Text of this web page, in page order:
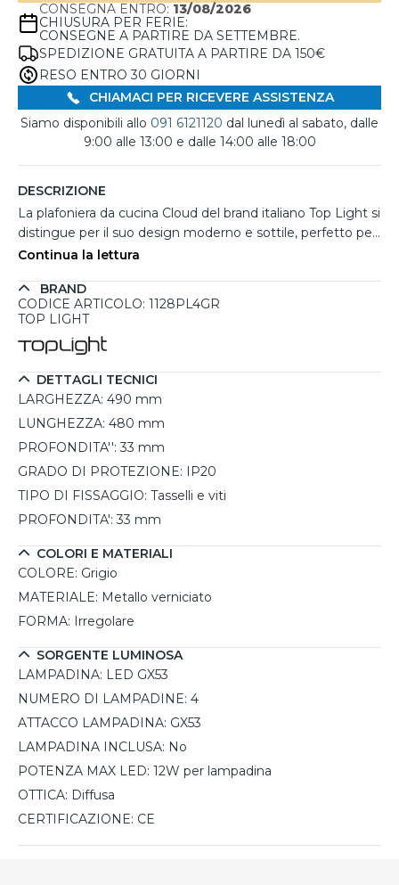
CONSEGNA ENTRO: 13/08/2026
CHIUSURA PER FERIE:
CONSEGNE A PARTIRE DA SETTEMBRE.
SPEDIZIONE GRATUITA A PARTIRE DA 150€
RESO ENTRO 30 GIORNI
CHIAMACI PER RICEVERE ASSISTENZA
Siamo disponibili allo 091 6121120 dal lunedì al sabato, dalle
9:00 alle 13:00 e dalle 14:00 alle 18:00
DESCRIZIONE
La plafoniera da cucina Cloud del brand italiano Top Light si
distingue per il suo design moderno e sottile, perfetto per
illuminare ambienti come la cucina con eleganza e
metallo verniciato di colore grigio, con uno spessore di soli
3,3 cm che le conferisce un aspetto leggero e raffinato,
soffitto. Grazie alla compatibilità con lampadine LED GX53
intercambiabili, è possibile personalizzare l’illuminazione
scegliendo la tonalità di luce più adatta alle proprie
esigenze. La struttura semplice e resistente, insieme al
design Made in Italy, la rende una scelta ideale per una
cucina moderna, offrendo un’illuminazione efficiente e
una manutenzione pratica. Facile da installare con tasselli
e viti, questa plafoniera è una soluzione funzionale e
Continua la lettura
BRAND
CODICE ARTICOLO: 1128PL4GR
TOP LIGHT
DETTAGLI TECNICI
LARGHEZZA: 490 mm
LUNGHEZZA: 480 mm
PROFONDITA'': 33 mm
GRADO DI PROTEZIONE:
IP20
TIPO DI FISSAGGIO: Tasselli e viti
PROFONDITA': 33 mm
COLORI E MATERIALI
COLORE: Grigio
MATERIALE: Metallo verniciato
FORMA:
Irregolare
SORGENTE LUMINOSA
LAMPADINA: LED GX53
NUMERO DI LAMPADINE: 4
ATTACCO LAMPADINA: GX53
LAMPADINA INCLUSA: No
POTENZA MAX LED: 12W per lampadina
OTTICA: Diffusa
CERTIFICAZIONE: CE